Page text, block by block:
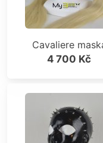
Cavaliere
4 700 Kč